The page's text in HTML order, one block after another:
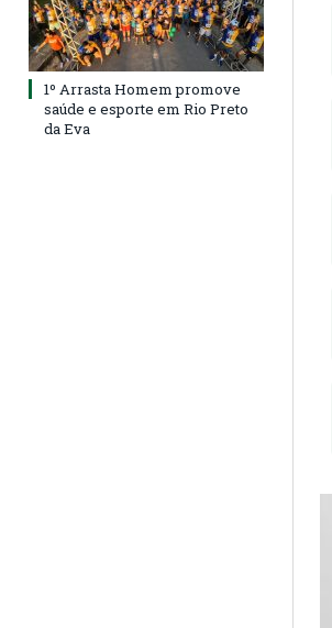
1º Arrasta Homem promove
saúde e esporte em Rio Preto
da Eva